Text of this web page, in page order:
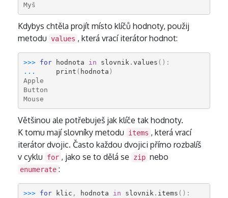
Myš
Kdybys chtěla projít místo klíčů hodnoty, použij
metodu values , která vrací iterátor hodnot:
>>> for hodnota in slovnik . values ():
...
print ( hodnota )
Apple
Button
Mouse
Většinou ale potřebuješ jak klíče tak hodnoty.
K tomu mají slovníky metodu
items , která vrací
iterátor dvojic. Často každou dvojici přímo rozbalíš
v cyklu
for , jako se to dělá se zip nebo
enumerate :
>>> for klic , hodnota in slovnik . items ():